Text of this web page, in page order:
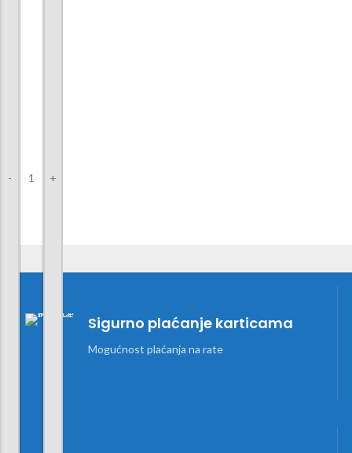
Sigurno plaćanje karticama
Mogućnost plaćanja na rate
- +